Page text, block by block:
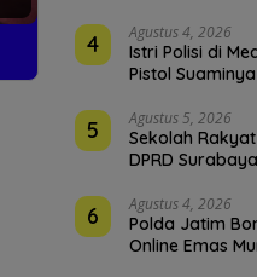
4 Agustus 4, 2026
Istri Polisi di
Pistol Suaminya
5 Agustus 5, 2026
Sekolah
DPRD Surabaya
6 Agustus 4, 2026
Polda Jatim
Online Emas